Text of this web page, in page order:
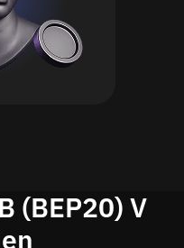
(BEP20) V